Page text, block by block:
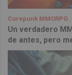
Corepunk MMORPG
Un verdadero
de antes, pero